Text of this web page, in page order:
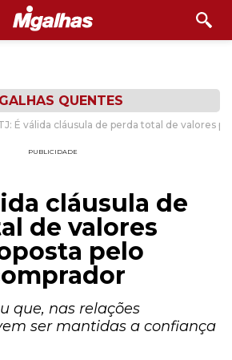
QUENTES
É válida cláusula de perda total de valores
PUBLICIDADE
cláusula de
de valores
pelo
que, nas relações
ser mantidas a confiança